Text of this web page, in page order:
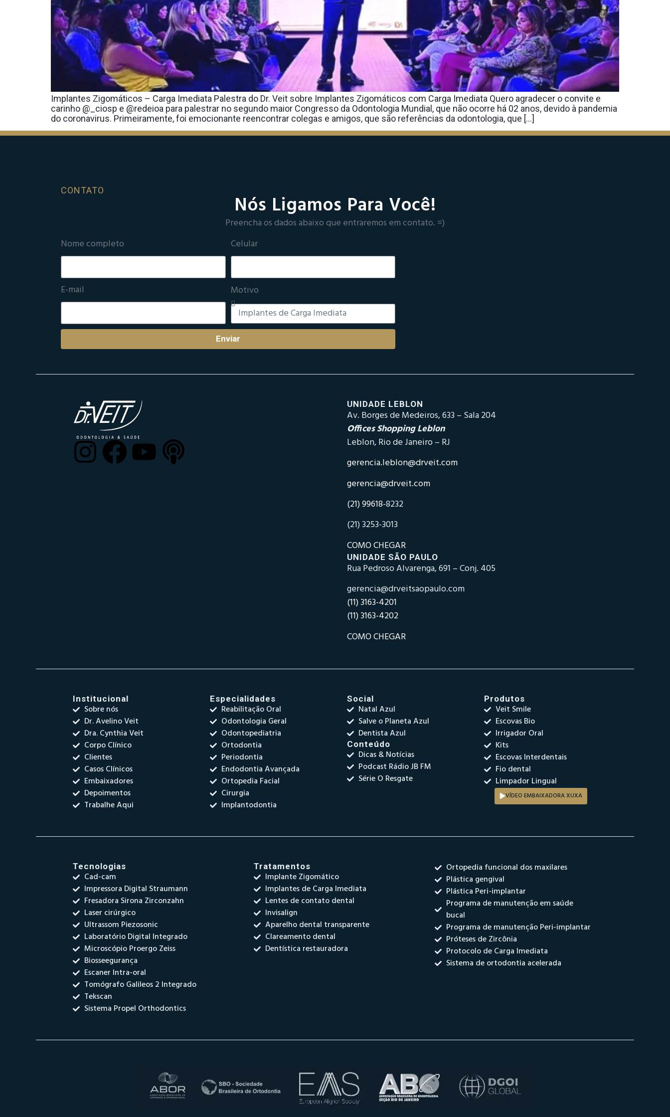
Implantes Zigomáticos – Carga Imediata Palestra do Dr. Veit sobre Implantes Zigomáticos com Carga Imediata Quero agradecer o convite e
carinho @_ciosp e @redeioa para palestrar no segundo maior Congresso da Odontologia Mundial, que não ocorre há 02 anos, devido à pandemia
do coronavirus. Primeiramente, foi emocionante reencontrar colegas e amigos, que são referências da odontologia, que […]
CONTATO
Nós Ligamos Para Você!
Preencha os dados abaixo que entraremos em contato. =)
Nome completo
Celular
E-mail Motivo
Enviar
UNIDADE LEBLON
Av. Borges de Medeiros, 633 – Sala 204
Offices Shopping Leblon
Leblon, Rio de Janeiro – RJ
gerencia.leblon@drveit.com
gerencia@drveit.com
(21) 99618-8232
(21) 3253-3013
COMO CHEGAR
UNIDADE SÃO PAULO
Rua Pedroso Alvarenga, 691 – Conj. 405
gerencia@drveitsaopaulo.com
(11) 3163-4201
(11) 3163-4202
COMO CHEGAR
Institucional
Sobre nós
Dr. Avelino Veit
Dra. Cynthia Veit
Corpo Clínico
Clientes
Casos Clínicos
Embaixadores
Depoimentos
Trabalhe Aqui
Especialidades
Reabilitação Oral
Odontologia Geral
Odontopediatria
Ortodontia
Periodontia
Endodontia Avançada
Ortopedia Facial
Cirurgia
Implantodontia
Social
Natal Azul
Salve o Planeta Azul
Dentista Azul
Conteúdo
Dicas & Notícias
Podcast Rádio JB FM
Série O Resgate
Produtos
Veit Smile
Escovas Bio
Irrigador Oral
Kits
Escovas Interdentais
Fio dental
Limpador Lingual
VÍDEO EMBAIXADORA XUXA
Tecnologias
Cad-cam
Impressora Digital Straumann
Fresadora Sirona Zirconzahn
Laser cirúrgico
Ultrassom Piezosonic
Laboratório Digital Integrado
Microscópio Proergo Zeiss
Biosseegurança
Escaner Intra-oral
Tomógrafo Galileos 2 Integrado
Tekscan
Sistema Propel Orthodontics
Tratamentos
Implante Zigomático
Implantes de Carga Imediata
Lentes de contato dental
Invisalign
Aparelho dental transparente
Clareamento dental
Dentística restauradora
Ortopedia funcional dos maxilares
Plástica gengival
Plástica Peri-implantar
Programa de manutenção em saúde
bucal
Programa de manutenção Peri-implantar
Próteses de Zircônia
Protocolo de Carga Imediata
Sistema de ortodontia acelerada